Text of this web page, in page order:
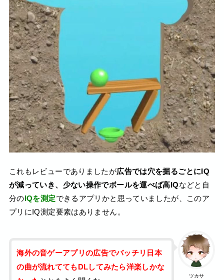
これもレビューでありましたが広告では穴を掘るごとにIQ
が減っていき、少ない操作でボールを運べば高IQなどと自
分のIQを測定できるアプリかと思っていましたが、このア
プリにIQ測定要素はありません。
ツカサ
海外の音ゲーアプリの広告でバッチリ日本
の曲が流れててもDLしてみたら洋楽しかな